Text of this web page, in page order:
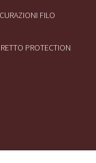
FILO
PROTECTION